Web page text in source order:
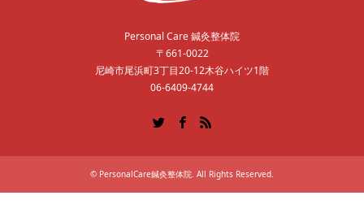
Personal Care 鍼灸整体院
〒661-0022
尼崎市尾浜町3丁目20-12木谷ハイツ1階
06-6409-4744
© PersonalCare鍼灸整体院 . All Rights Reserved.